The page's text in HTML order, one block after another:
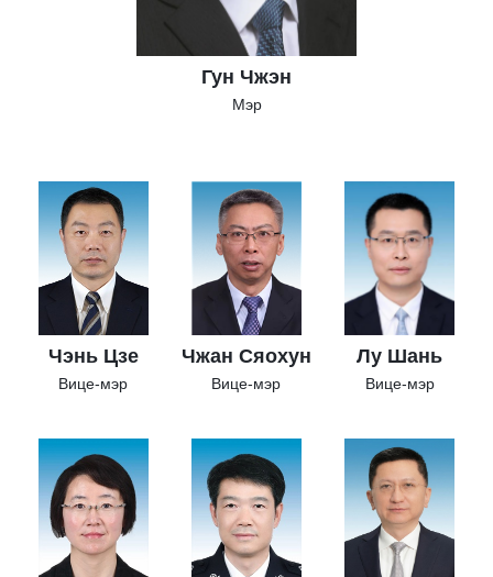
Гун Чжэн
Мэр
Чэнь Цзе
Вице-мэр
Чжан Сяохун
Вице-мэр
Лу Шань
Вице-мэр